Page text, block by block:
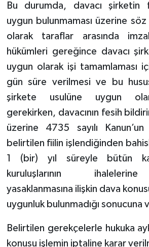
Bu durumda, davacı şirketin
uygun bulunmaması üzerine
olarak taraflar arasında
hükümleri gereğince davacı
uygun olarak işi tamamlaması
gün süre verilmesi ve bu
şirkete usulüne uygun
gerekirken, davacının fesih
üzerine 4735 sayılı
belirtilen fiilin işlendiğinden
1 (bir) yıl süreyle bütün
kuruluşlarının
yasaklanmasına ilişkin dava
uygunluk bulunmadığı sonucuna
Belirtilen gerekçelerle hukuka
konusu işlemin iptaline karar